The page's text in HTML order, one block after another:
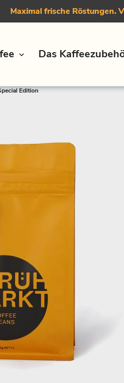
Maximal frische Röstungen.
Das
Edition